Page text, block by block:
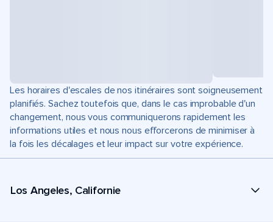
Les horaires d'escales de nos itinéraires sont soigneusement
planifiés. Sachez toutefois que, dans le cas improbable d'un
changement, nous vous communiquerons rapidement les
informations utiles et nous nous efforcerons de minimiser à
la fois les décalages et leur impact sur votre expérience.
Los Angeles, Californie